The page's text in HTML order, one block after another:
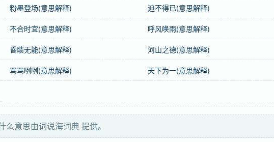
粉墨登场(意思解释) 迫不得已(意思解释)
不合时宜(意思解释) 呼风唤雨(意思解释)
昏聩无能(意思解释) 河山之德(意思解释)
骂骂咧咧(意思解释) 天下为一(意思解释)
意思由词说海词典 提供。